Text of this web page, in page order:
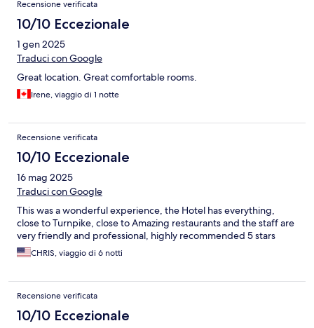
Recensione verificata
10/10 Eccezionale
1 gen 2025
Traduci con Google
Great location. Great comfortable rooms.
Irene, viaggio di 1 notte
Recensione verificata
10/10 Eccezionale
16 mag 2025
Traduci con Google
This was a wonderful experience, the Hotel has everything,
close to Turnpike, close to Amazing restaurants and the staff are
very friendly and professional, highly recommended 5 stars
CHRIS, viaggio di 6 notti
Recensione verificata
10/10 Eccezionale